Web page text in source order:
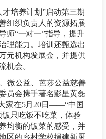
培养计划”启动第三期
组织负责人的资源拓展
师“一对一”指导，提升
理能力。培训还甄选出
元机构发展金，并提供
机会。
微公益、芭莎公益慈善
员会携手著名影星黄磊
家在5月20日——“中国
只吃饭不吃菜，体验
均衡的饭菜的感受，并
区的乡村学校捐建新厨